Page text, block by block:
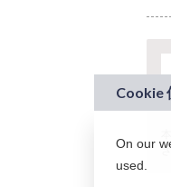
On our
used.